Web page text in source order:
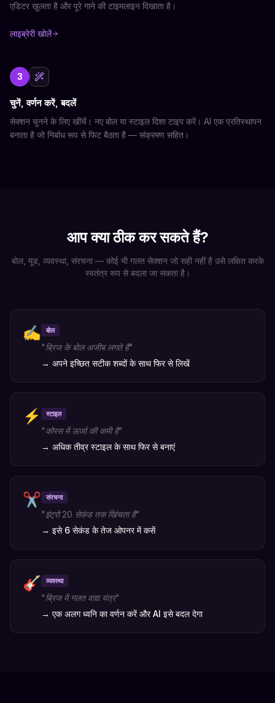
एडिटर खुलता है और पूरे गाने की टाइमलाइन दिखाता है।
लाइब्रेरी खोलें
3
चुनें, वर्णन करें, बदलें
सेक्शन चुनने के लिए खींचें। नए बोल या स्टाइल दिशा टाइप करें। AI एक प्रतिस्थापन
बनाता है जो निर्बाध रूप से फिट बैठता है — संक्रमण सहित।
आप क्या ठीक कर सकते हैं?
बोल, मूड, व्यवस्था, संरचना — कोई भी गलत सेक्शन जो सही नहीं है उसे लक्षित करके
स्वतंत्र रूप से बदला जा सकता है।
✍️ बोल
"ब्रिज के बोल अजीब लगते हैं"
→ अपने इच्छित सटीक शब्दों के साथ फिर से लिखें
⚡ स्टाइल
"कोरस में ऊर्जा की कमी है"
→ अधिक तीव्र स्टाइल के साथ फिर से बनाएं
✂️ संरचना
"इंट्रो 20 सेकंड तक खिंचता है"
→ इसे 6 सेकंड के तेज ओपनर में कसें
🎸 व्यवस्था
"ब्रिज में गलत वाद्य यंत्र"
→ एक अलग ध्वनि का वर्णन करें और AI इसे बदल देगा